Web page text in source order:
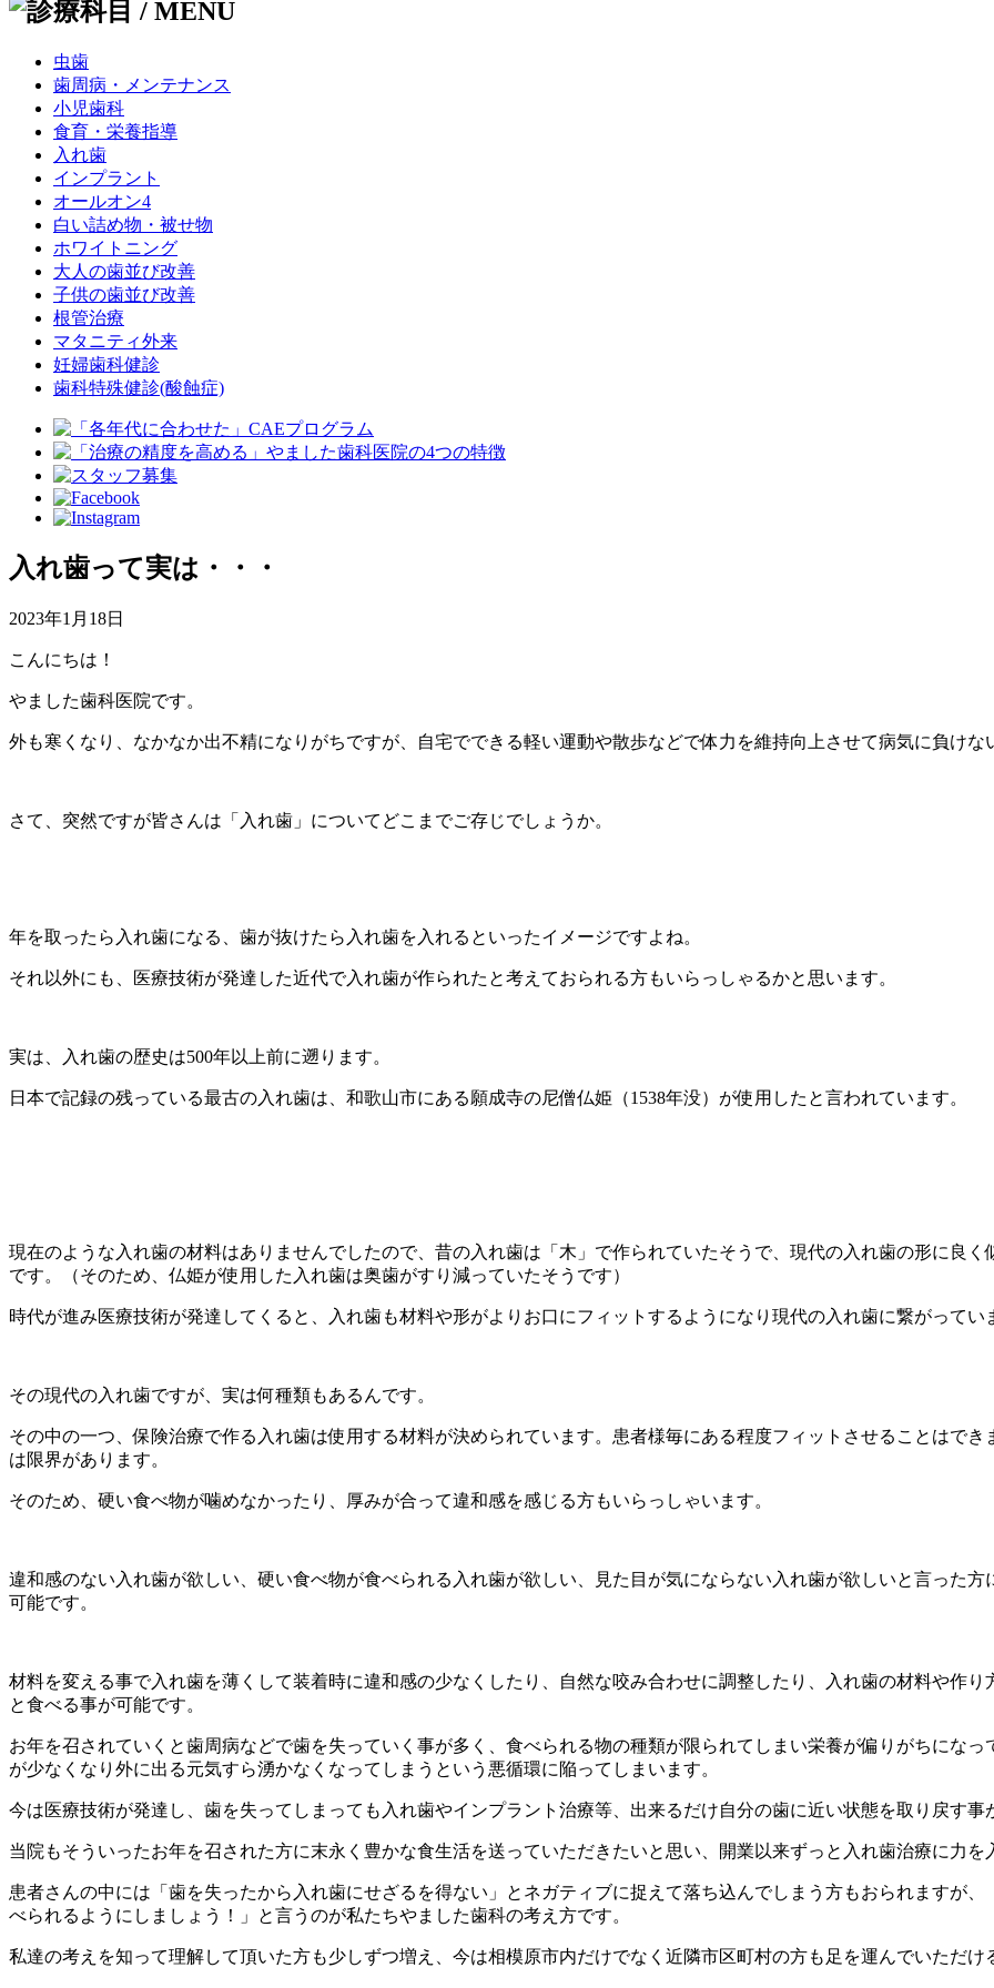
虫歯
歯周病・メンテナンス
小児歯科
食育・栄養指導
入れ歯
インプラント
オールオン4
白い詰め物・被せ物
ホワイトニング
大人の歯並び改善
子供の歯並び改善
根管治療
マタニティ外来
妊婦歯科健診
歯科特殊健診(酸蝕症)
入れ歯って実は・・・
2023年1月18日
こんにちは！
やました歯科医院です。
外も寒くなり、なかなか出不精になりがちですが、自宅でできる軽い運動や散歩などで体力を維持向上させて病気に負けな
さて、突然ですが皆さんは「入れ歯」についてどこまでご存じでしょうか。
年を取ったら入れ歯になる、歯が抜けたら入れ歯を入れるといったイメージですよね。
それ以外にも、医療技術が発達した近代で入れ歯が作られたと考えておられる方もいらっしゃるかと思います。
実は、入れ歯の歴史は500年以上前に遡ります。
日本で記録の残っている最古の入れ歯は、和歌山市にある願成寺の尼僧仏姫（1538年没）が使用したと言われています。
現在のような入れ歯の材料はありませんでしたので、昔の入れ歯は「木」で作られていたそうで、現代の入れ歯の形に良
です。（そのため、仏姫が使用した入れ歯は奥歯がすり減っていたそうです）
時代が進み医療技術が発達してくると、入れ歯も材料や形がよりお口にフィットするようになり現代の入れ歯に繋がってい
その現代の入れ歯ですが、実は何種類もあるんです。
その中の一つ、保険治療で作る入れ歯は使用する材料が決められています。患者様毎にある程度フィットさせることはで
は限界があります。
そのため、硬い食べ物が噛めなかったり、厚みが合って違和感を感じる方もいらっしゃいます。
違和感のない入れ歯が欲しい、硬い食べ物が食べられる入れ歯が欲しい、見た目が気にならない入れ歯が欲しいと言った
可能です。
材料を変える事で入れ歯を薄くして装着時に違和感の少なくしたり、自然な咬み合わせに調整したり、入れ歯の材料や作
と食べる事が可能です。
お年を召されていくと歯周病などで歯を失っていく事が多く、食べられる物の種類が限られてしまい栄養が偏りがちにな
が少なくなり外に出る元気すら湧かなくなってしまうという悪循環に陥ってしまいます。
今は医療技術が発達し、歯を失ってしまっても入れ歯やインプラント治療等、出来るだけ自分の歯に近い状態を取り戻す事
当院もそういったお年を召された方に末永く豊かな食生活を送っていただきたいと思い、開業以来ずっと入れ歯治療に力を
患者さんの中には「歯を失ったから入れ歯にせざるを得ない」とネガティブに捉えて落ち込んでしまう方もおられますが
べられるようにしましょう！」と言うのが私たちやました歯科の考え方です。
私達の考えを知って理解して頂いた方も少しずつ増え、今は相模原市内だけでなく近隣市区町村の方も足を運んでいただけ